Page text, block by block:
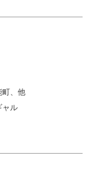
町、他
ャル